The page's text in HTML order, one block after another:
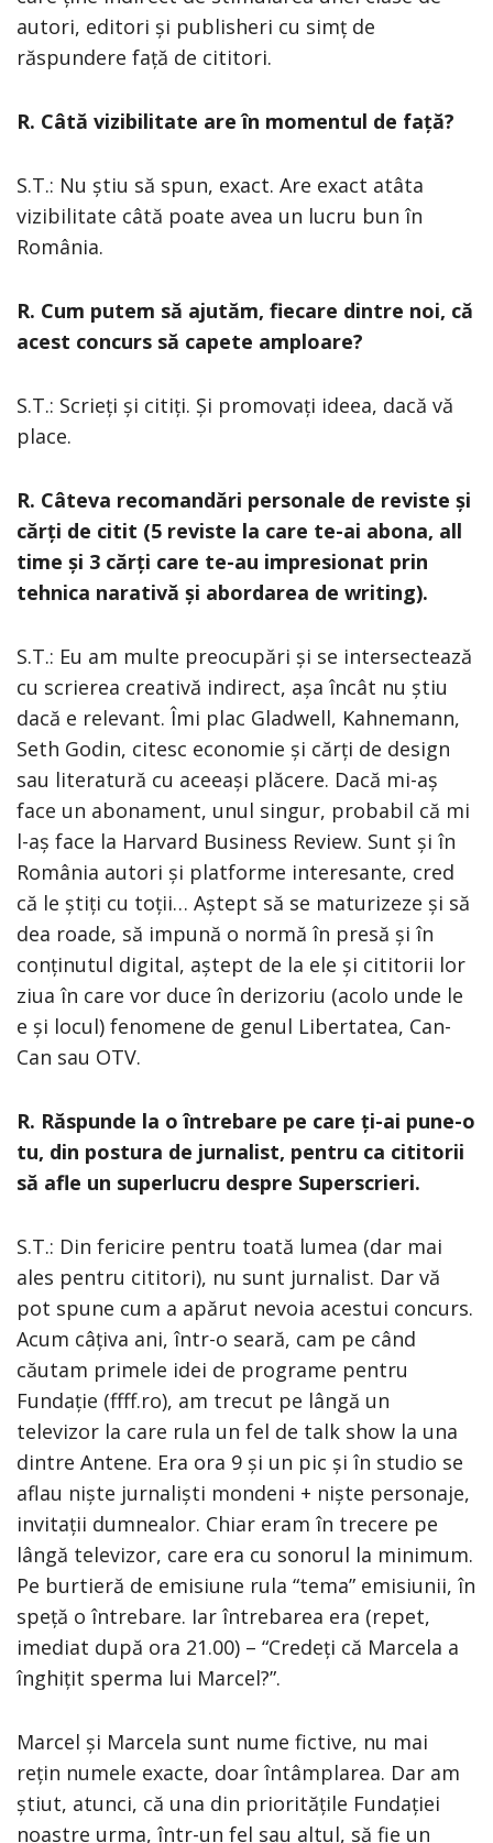
autori, editori și publisheri cu simț de
răspundere față de cititori.
R. Câtă vizibilitate are în momentul de față?
S.T.: Nu știu să spun, exact. Are exact atâta
vizibilitate câtă poate avea un lucru bun în
România.
R. Cum putem să ajutăm, fiecare dintre noi, că
acest concurs să capete amploare?
S.T.: Scrieți și citiți. Și promovați ideea, dacă vă
place.
R. Câteva recomandări personale de reviste și
cărți de citit (5 reviste la care te-ai abona, all
time și 3 cărți care te-au impresionat prin
tehnica narativă și abordarea de writing).
S.T.: Eu am multe preocupări și se intersectează
cu scrierea creativă indirect, așa încât nu știu
dacă e relevant. Îmi plac Gladwell, Kahnemann,
Seth Godin, citesc economie și cărți de design
sau literatură cu aceeași plăcere. Dacă mi-aș
face un abonament, unul singur, probabil că mi
l-aș face la Harvard Business Review. Sunt și în
România autori și platforme interesante, cred
că le știți cu toții… Aștept să se maturizeze și să
dea roade, să impună o normă în presă și în
conținutul digital, aștept de la ele și cititorii lor
ziua în care vor duce în derizoriu (acolo unde le
e și locul) fenomene de genul Libertatea, Can-
Can sau OTV.
R. Răspunde la o întrebare pe care ți-ai pune-o
tu, din postura de jurnalist, pentru ca cititorii
să afle un superlucru despre Superscrieri.
S.T.: Din fericire pentru toată lumea (dar mai
ales pentru cititori), nu sunt jurnalist. Dar vă
pot spune cum a apărut nevoia acestui concurs.
Acum câțiva ani, într-o seară, cam pe când
căutam primele idei de programe pentru
Fundație (ffff.ro), am trecut pe lângă un
televizor la care rula un fel de talk show la una
dintre Antene. Era ora 9 și un pic și în studio se
aflau niște jurnaliști mondeni + niște personaje,
invitații dumnealor. Chiar eram în trecere pe
lângă televizor, care era cu sonorul la minimum.
Pe burtieră de emisiune rula “tema” emisiunii, în
speță o întrebare. Iar întrebarea era (repet,
imediat după ora 21.00) – “Credeți că Marcela a
înghițit sperma lui Marcel?”.
Marcel și Marcela sunt nume fictive, nu mai
rețin numele exacte, doar întâmplarea. Dar am
știut, atunci, că una din prioritățile Fundației
noastre urma, într-un fel sau altul, să fie un